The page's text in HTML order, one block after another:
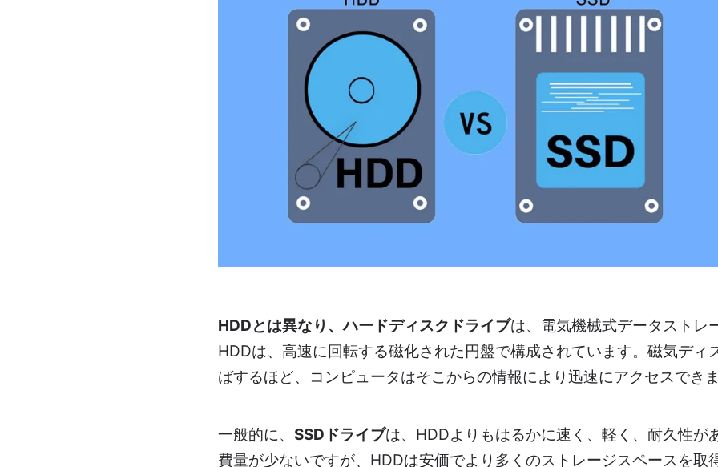
HDDとは異なり、ハードディスクドライブは、電気機械式データストレ
HDDは、高速に回転する磁化された円盤で構成されています。磁気ディ
ばするほど、コンピュータはそこからの情報により迅速にアクセスできま
一般的に、 SSDドライブは、HDDよりもはるかに速く、軽く、耐久性が
費量が少ないですが、HDDは安価でより多くのストレージスペースを取